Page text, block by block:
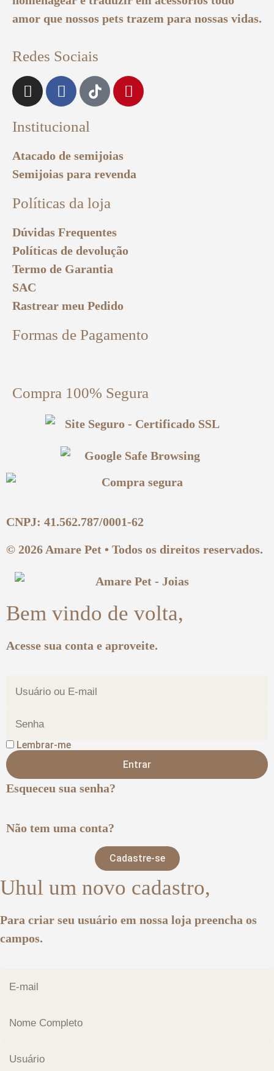
amor que nossos pets trazem para nossas vidas.
Redes Sociais
Institucional
Atacado de semijoias
Semijoias para revenda
Políticas da loja
Dúvidas Frequentes
Políticas de devolução
Termo de Garantia
SAC
Rastrear meu Pedido
Formas de Pagamento
Compra 100% Segura
CNPJ: 41.562.787/0001-62
© 2026 Amare Pet • Todos os direitos reservados.
Bem vindo de volta,
Acesse sua conta e aproveite.
Lembrar-me
Entrar
Esqueceu sua senha?
Não tem uma conta?
Cadastre-se
Uhul um novo cadastro,
Para criar seu usuário em nossa loja preencha os
campos.